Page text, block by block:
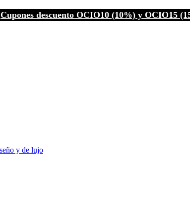
Cupones descuento OCIO10 (10%) y OCIO15